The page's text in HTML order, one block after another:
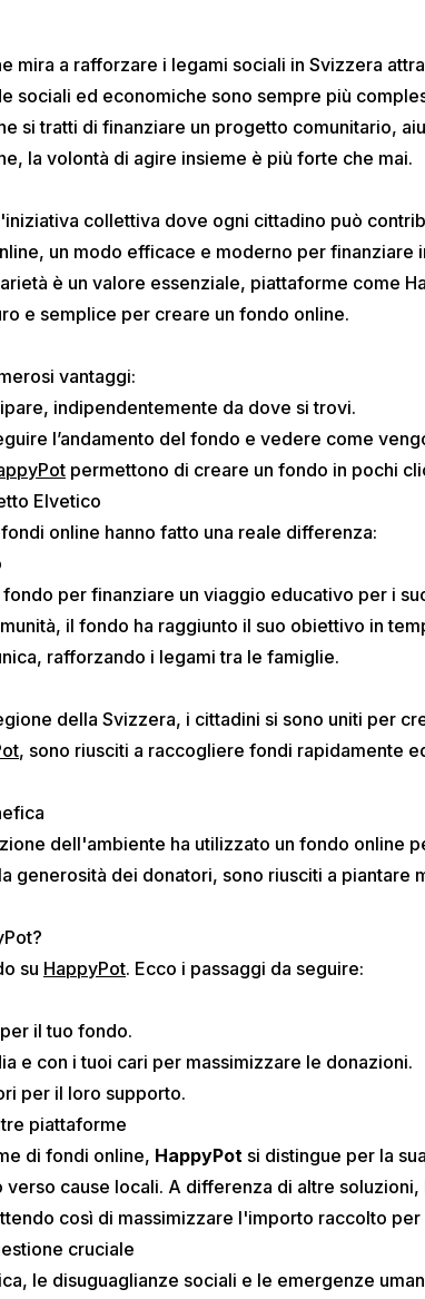
mira a rafforzare i legami sociali in Svizzera
sociali ed economiche sono sempre più
si tratti di finanziare un progetto comunitario,
la volontà di agire insieme è più forte che mai.
collettiva dove ogni cittadino può
un modo efficace e moderno per finanziare
è un valore essenziale, piattaforme come
e semplice per creare un fondo online.
vantaggi:
indipendentemente da dove si trovi.
l’andamento del fondo e vedere come
permettono di creare un fondo in pochi
Elvetico
online hanno fatto una reale differenza:
fondo per finanziare un viaggio educativo per i
il fondo ha raggiunto il suo obiettivo in
rafforzando i legami tra le famiglie.
della Svizzera, i cittadini si sono uniti per
, sono riusciti a raccogliere fondi rapidamente
dell'ambiente ha utilizzato un fondo online
generosità dei donatori, sono riusciti a piantare
su HappyPot. Ecco i passaggi da seguire:
il tuo fondo.
e con i tuoi cari per massimizzare le donazioni.
per il loro supporto.
piattaforme
di fondi online, HappyPot si distingue per la
cause locali. A differenza di altre
così di massimizzare l'importo raccolto
cruciale
le disuguaglianze sociali e le emergenze